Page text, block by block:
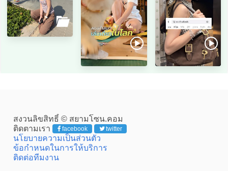
สงวนลิขสิทธิ์ © สยามโซน.คอม
ติดตามเรา
facebook twitter
นโยบายความเป็นส่วนตัว
ข้อกำหนดในการให้บริการ
ติดต่อทีมงาน